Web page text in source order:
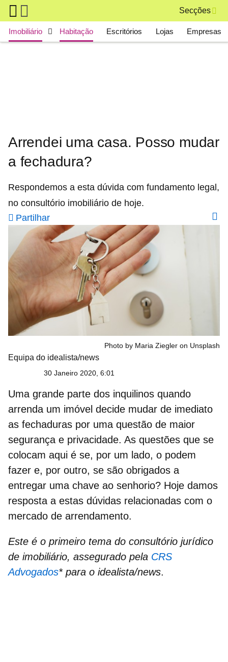
Skip to main content
Secções
Main navigation
Imobiliário Habitação Escritórios Lojas Empresas
Arrendei uma casa. Posso mudar
a fechadura?
Respondemos a esta dúvida com fundamento legal,
no consultório imobiliário de hoje.
Partilhar
Photo by Maria Ziegler on Unsplash
Equipa do idealista/news
30 Janeiro 2020, 6:01
Uma grande parte dos inquilinos quando
arrenda um imóvel decide mudar de imediato
as fechaduras por uma questão de maior
segurança e privacidade. As questões que se
colocam aqui é se, por um lado, o podem
fazer e, por outro, se são obrigados a
entregar uma chave ao senhorio? Hoje damos
resposta a estas dúvidas relacionadas com o
mercado de arrendamento.
Este é o primeiro tema do consultório jurídico
de imobiliário, assegurado pela CRS
Advogados* para o idealista/news.